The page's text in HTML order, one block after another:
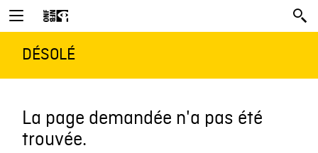
DÉSOLÉ
La page demandée n'a pas été
trouvée.